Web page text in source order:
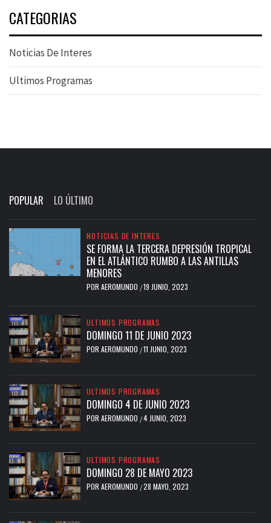
CATEGORIAS
Noticias De Interes
Ultimos Programas
POPULAR LO ÚLTIMO
NOTICIAS DE INTERES
SE FORMA LA TERCERA DEPRESIÓN TROPICAL
EN EL ATLÁNTICO RUMBO A LAS ANTILLAS
MENORES
POR AEROMUNDO /19 JUNIO, 2023
ULTIMOS PROGRAMAS
DOMINGO 11 DE JUNIO 2023
POR AEROMUNDO /11 JUNIO, 2023
ULTIMOS PROGRAMAS
DOMINGO 4 DE JUNIO 2023
POR AEROMUNDO /4 JUNIO, 2023
ULTIMOS PROGRAMAS
DOMINGO 28 DE MAYO 2023
POR AEROMUNDO /28 MAYO, 2023